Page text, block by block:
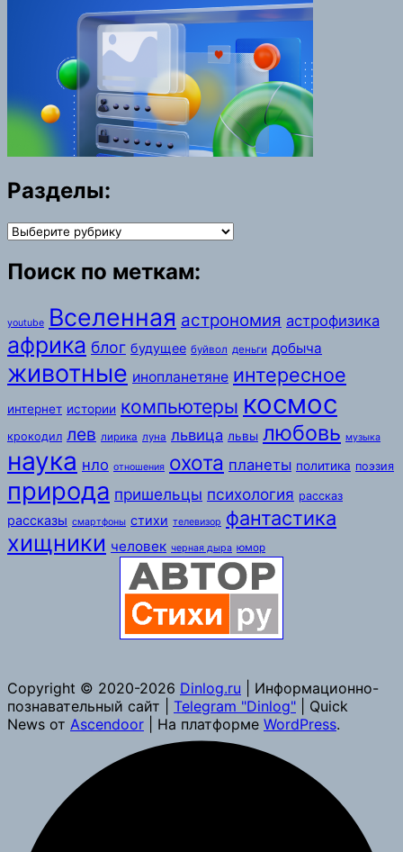
Разделы:
Разделы:
Поиск по меткам:
youtube Вселенная астрономия астрофизика
африка блог будущее буйвол деньги добыча
животные инопланетяне интересное
интернет истории компьютеры космос
крокодил лев лирика луна львица львы любовь музыка
наука нло отношения охота планеты политика поэзия
природа пришельцы психология рассказ
рассказы смартфоны стихи телевизор фантастика
хищники человек черная дыра юмор
Copyright © 2020-2026 Dinlog.ru | Информационно-
познавательный сайт | Telegram "Dinlog" | Quick
News от Ascendoor | На платформе WordPress.